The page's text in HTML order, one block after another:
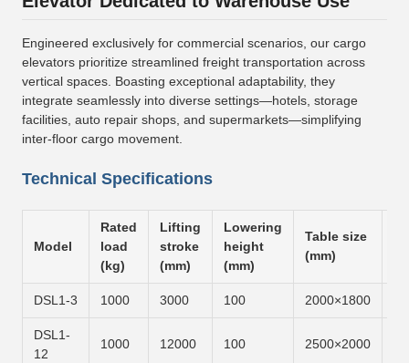
Engineered exclusively for commercial scenarios, our cargo
elevators prioritize streamlined freight transportation across
vertical spaces. Boasting exceptional adaptability, they
integrate seamlessly into diverse settings—hotels, storage
facilities, auto repair shops, and supermarkets—simplifying
inter-floor cargo movement.
Technical Specifications
Model
Rated
load
(kg)
Lifting
stroke
(mm)
Lowering
height
(mm)
Table size
(mm)
DSL1-3 1000 3000 100 2000×1800
DSL1-
12
1000 12000 100 2500×2000